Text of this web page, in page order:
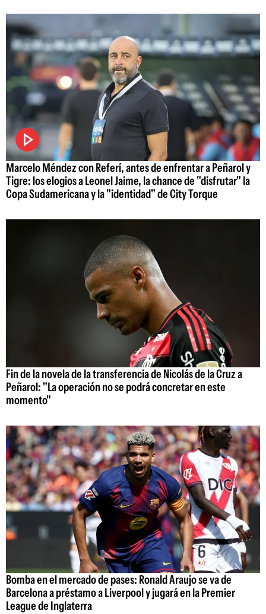
Marcelo Méndez con Referí, antes de enfrentar a Peñarol y
Tigre: los elogios a Leonel Jaime, la chance de "disfrutar" la
Copa Sudamericana y la "identidad" de City Torque
Fin de la novela de la transferencia de Nicolás de la Cruz a
Peñarol: "La operación no se podrá concretar en este
momento"
Bomba en el mercado de pases: Ronald Araujo se va de
Barcelona a préstamo a Liverpool y jugará en la Premier
League de Inglaterra